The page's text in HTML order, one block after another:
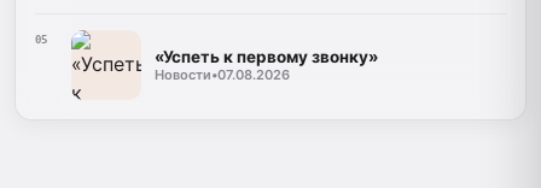
05
«Успеть к первому звонку»
Новости•07.08.2026